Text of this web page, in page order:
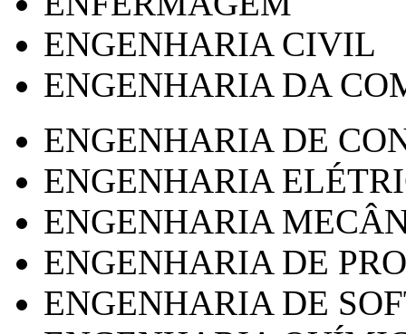
ENGENHARIA CIVIL
ENGENHARIA DA
ENGENHARIA DE
ENGENHARIA
ENGENHARIA
ENGENHARIA DE
ENGENHARIA DE